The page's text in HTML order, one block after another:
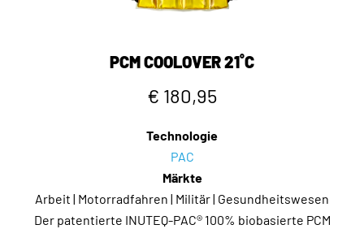
PCM COOLOVER 21˚C
€ 180,95
Technologie
PAC
Märkte
Arbeit | Motorradfahren | Militär | Gesundheitswesen
Der patentierte INUTEQ-PAC® 100% biobasierte PCM